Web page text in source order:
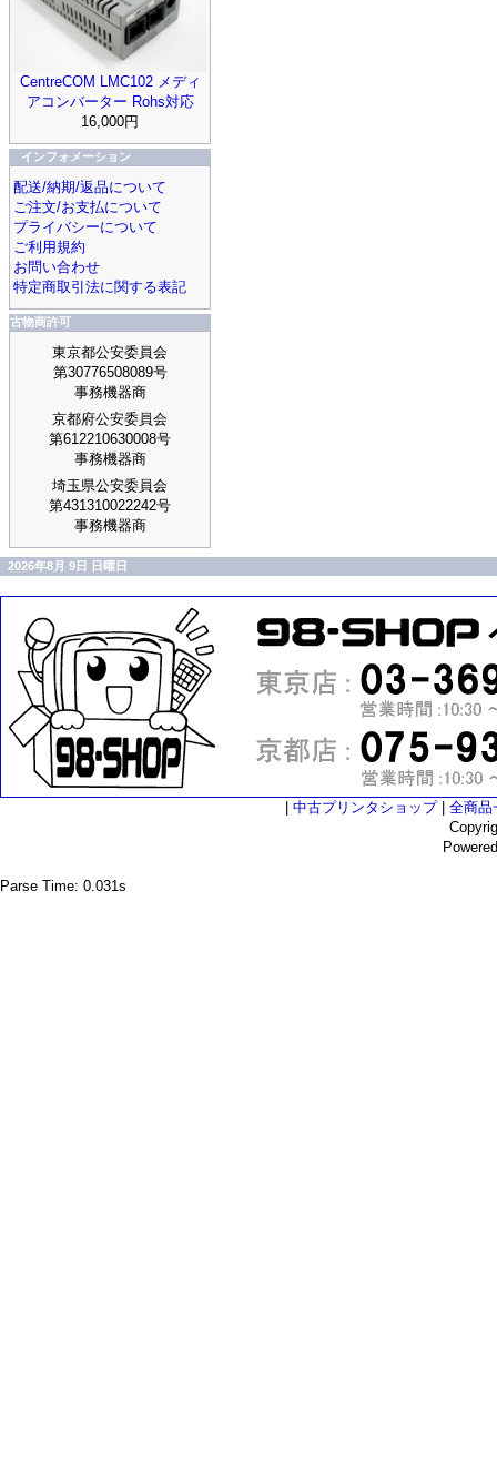
CentreCOM LMC102 メディ
アコンバーター Rohs対応
16,000円
インフォメーション
配送/納期/返品について
ご注文/お支払について
プライバシーについて
ご利用規約
お問い合わせ
特定商取引法に関する表記
古物商許可
東京都公安委員会
第30776508089号
事務機器商
京都府公安委員会
第612210630008号
事務機器商
埼玉県公安委員会
第431310022242号
事務機器商
2026年8月 9日 日曜日
中古プリンタショップ| 全商品
Parse Time: 0.031s